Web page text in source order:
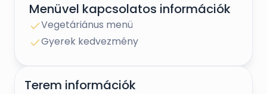
Menüvel kapcsolatos információk
Vegetáriánus menü
Gyerek kedvezmény
Terem információk